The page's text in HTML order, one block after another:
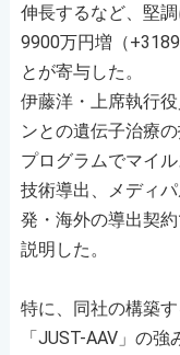
伸長するなど、堅
9900万円増（
とが寄与した。
伊藤洋・上席執行
ンとの遺伝子治療
プログラムでマイ
技術導出、メディ
発・海外の導出契
説明した。
特に、同社の構築
「JUST-AAV」の